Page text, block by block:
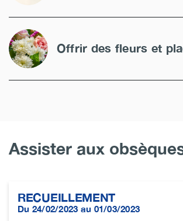
Offrir des fleurs et
Assister aux
RECUEILLEMENT
Du 24/02/2023 au 01/03/2023